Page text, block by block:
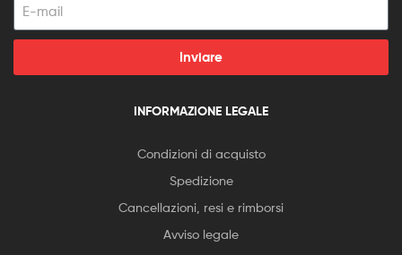
Inviare
INFORMAZIONE LEGALE
Condizioni di acquisto
Spedizione
Cancellazioni, resi e rimborsi
Avviso legale